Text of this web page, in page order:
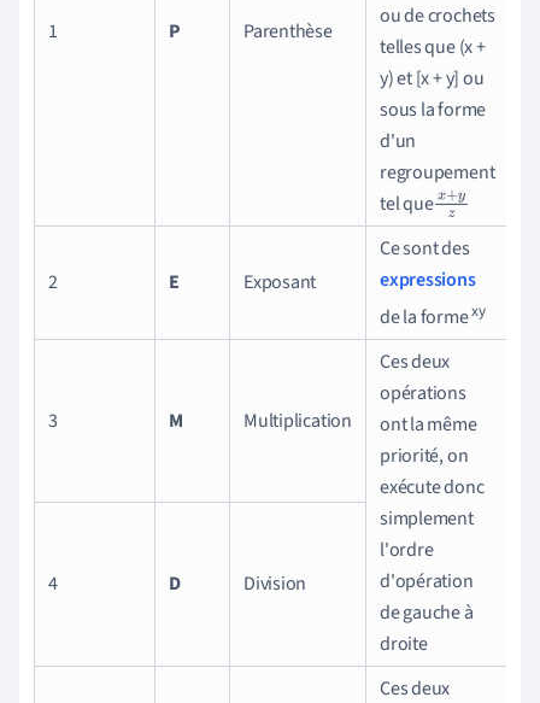
1 P Parenthèse
ou de crochets
telles que (x +
y) et [x + y] ou
sous la forme
d'un
regroupement
tel quex+yz
2 E Exposant
Ce sont des
expressions
de la formexy
3 M Multiplication
Ces deux
opérations
ont la même
priorité, on
exécute donc
simplement
l'ordre
d'opération
de gauche à
droite
4 D Division
Ces deux